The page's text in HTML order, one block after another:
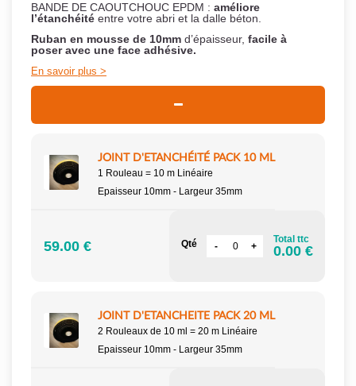
BANDE DE CAOUTCHOUC EPDM : améliore
l’étanchéité entre votre abri et la dalle béton.
Ruban en mousse de 10mm d’épaisseur, facile à
poser avec une face adhésive.
En savoir plus
JOINT D'ETANCHÉITÉ PACK 10 ML
1 Rouleau = 10 m Linéaire
Epaisseur 10mm - Largeur 35mm
59.00 € Qté Total ttc
0.00 €
JOINT D'ETANCHEITE PACK 20 ML
2 Rouleaux de 10 ml = 20 m Linéaire
Epaisseur 10mm - Largeur 35mm